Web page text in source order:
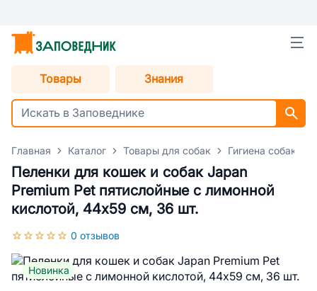
Товары Знания
Главная Каталог Товары для собак Гигиена собак
Пеленки для кошек и собак Japan
Premium Pet пятислойные с лимонной
кислотой, 44х59 см, 36 шт.
0 отзывов
Новинка